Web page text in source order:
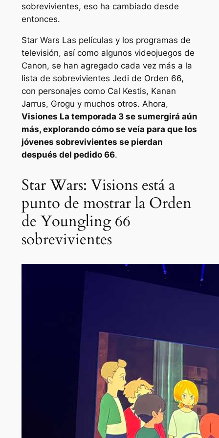
sobrevivientes, eso ha cambiado desde
entonces.
Star Wars Las películas y los programas de
televisión, así como algunos videojuegos de
Canon, se han agregado cada vez más a la
lista de sobrevivientes Jedi de Orden 66,
con personajes como Cal Kestis, Kanan
Jarrus, Grogu y muchos otros. Ahora,
Visiones La temporada 3 se sumergirá aún
más, explorando cómo se veía para que los
jóvenes sobrevivientes se pierdan
después del pedido 66.
Star Wars: Visions está a
punto de mostrar la Orden
de Youngling 66
sobrevivientes